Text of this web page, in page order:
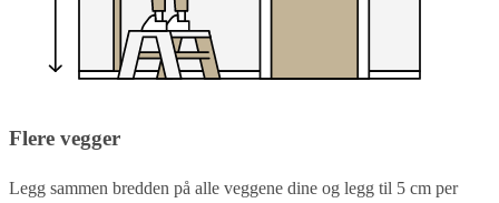
Flere vegger
Legg sammen bredden på alle veggene dine og legg til 5 cm per